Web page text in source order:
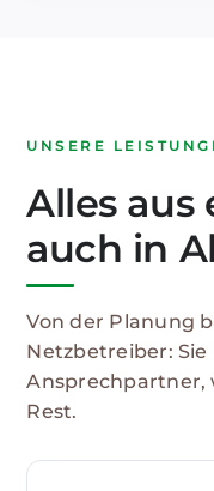
UNSERE
Alles
auch in
Von der Planung
Netzbetreiber: Sie
Ansprechpartner,
Rest.